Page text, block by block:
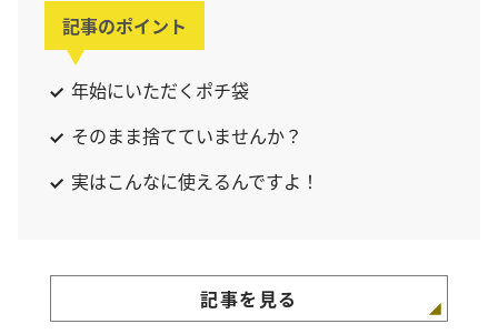
記事のポイント
年始にいただくポチ袋
そのまま捨てていませんか？
実はこんなに使えるんですよ！
記事を見る